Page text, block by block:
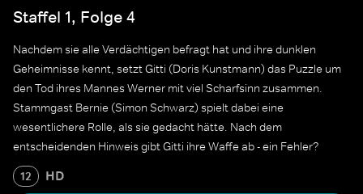
Staffel 1, Folge 4
Nachdem sie alle Verdächtigen befragt hat und ihre dunklen
Geheimnisse kennt, setzt Gitti (Doris Kunstmann) das Puzzle um
den Tod ihres Mannes Werner mit viel Scharfsinn zusammen.
Stammgast Bernie (Simon Schwarz) spielt dabei eine
wesentlichere Rolle, als sie gedacht hätte. Nach dem
entscheidenden Hinweis gibt Gitti ihre Waffe ab - ein Fehler?
12 HD